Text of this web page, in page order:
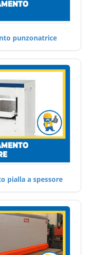
punzonatrice
pialla a spessore